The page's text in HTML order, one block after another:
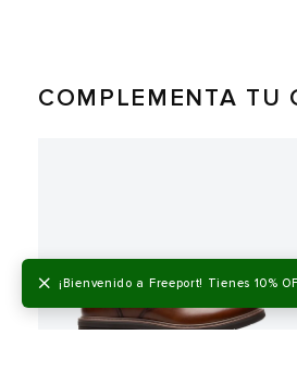
× ¡Bienvenido a Freeport! Tienes 10%
41 8
COMPLEMENTA TU